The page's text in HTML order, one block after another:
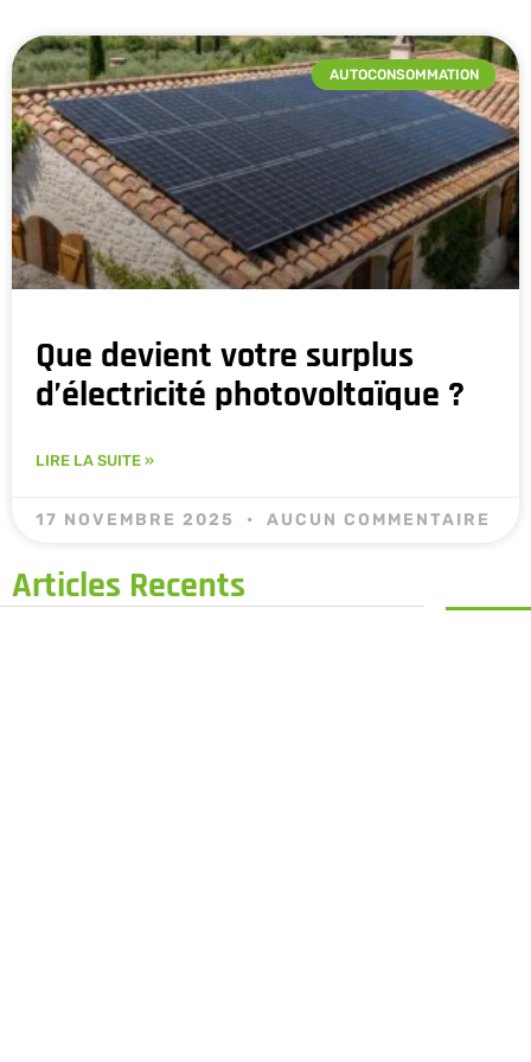
AUTOCONSOMMATION
Que devient votre surplus
d’électricité photovoltaïque ?
LIRE LA SUITE »
17 NOVEMBRE 2025 AUCUN COMMENTAIRE
Articles Recents